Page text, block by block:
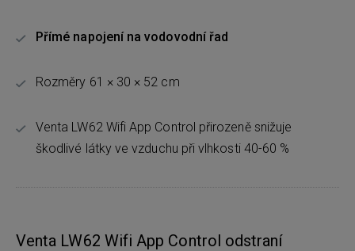
Přímé napojení na vodovodní řad
Rozměry 61 × 30 × 52 cm
Venta LW62 Wifi App Control přirozeně snižuje
škodlivé látky ve vzduchu při vlhkosti 40-60 %
Venta LW62 Wifi App Control odstraní